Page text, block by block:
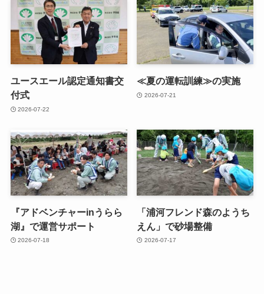
ユースエール認定通知書交
付式
2026-07-22
≪夏の運転訓練≫の実施
2026-07-21
『アドベンチャーinうらら
湖』で運営サポート
2026-07-18
「浦河フレンド森のようち
えん」で砂場整備
2026-07-17